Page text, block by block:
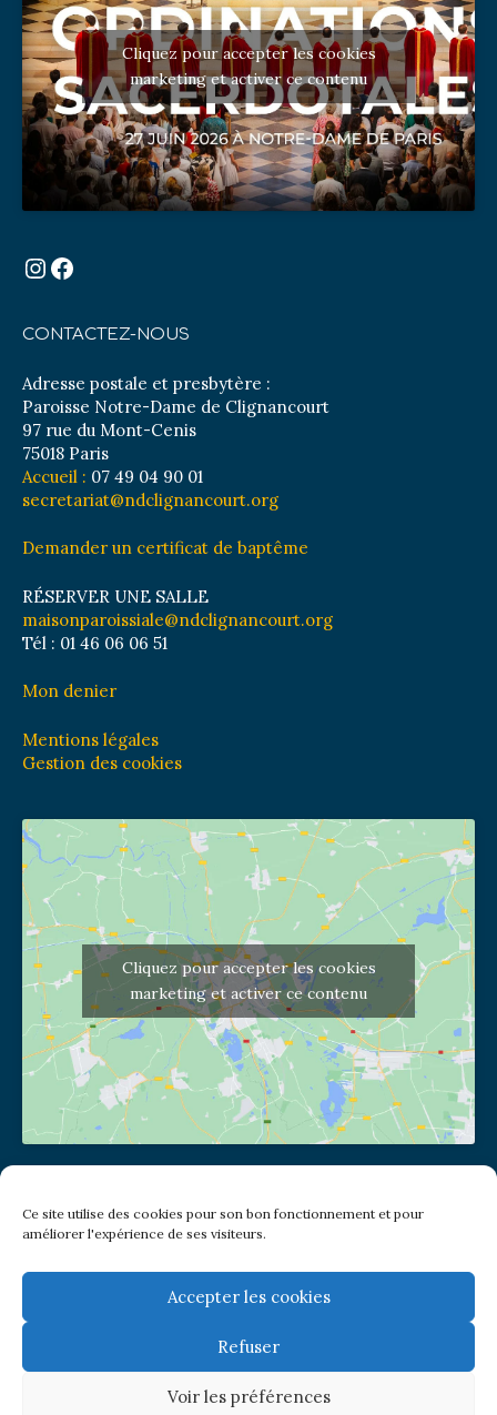
Ce site utilise des cookies pour son bon fonctionnement et pour
améliorer l'expérience de ses visiteurs.
Accepter les cookies
Refuser
Voir les préférences
Cliquez pour accepter les cookies
marketing et activer ce contenu
Instagram
Facebook
CONTACTEZ-NOUS
Adresse postale et presbytère :
Paroisse Notre-Dame de Clignancourt
97 rue du Mont-Cenis
75018 Paris
Accueil : 07 49 04 90 01
secretariat@ndclignancourt.org
Demander un certificat de baptême
RÉSERVER UNE SALLE
maisonparoissiale@ndclignancourt.org
Tél : 01 46 06 06 51
Mon denier
Mentions légales
Gestion des cookies
Cliquez pour accepter les cookies
marketing et activer ce contenu
(pas de courrier à cette adresse)
2 place Jules Joffrin - 75018
Metro: Jules Joffrin ou Simplon
Bus : Mairie du XVIII
Newsletter